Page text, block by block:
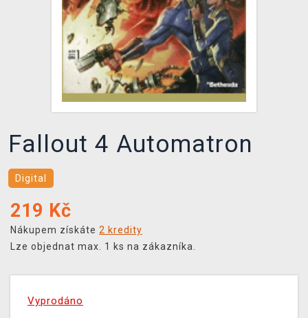
TCG & BOARDGAME HUB
VÝKUP HER (BAZAR)
Fallout 4 Automatron
Digital
219 Kč
Nákupem získáte 2 kredity
Lze objednat max. 1 ks na zákazníka.
Vyprodáno